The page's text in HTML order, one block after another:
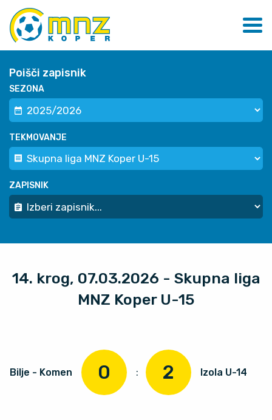
Poišči zapisnik
SEZONA
TEKMOVANJE
ZAPISNIK
14. krog, 07.03.2026 - Skupna liga
MNZ Koper U-15
Bilje - Komen 0 : 2 Izola U-14